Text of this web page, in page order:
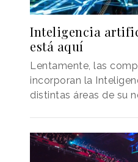
Inteligencia
está aquí
Lentamente, las
incorporan la
distintas áreas de su